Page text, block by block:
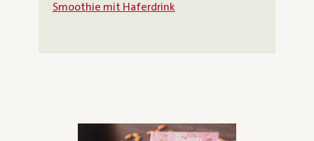
Smoothie mit Haferdrink